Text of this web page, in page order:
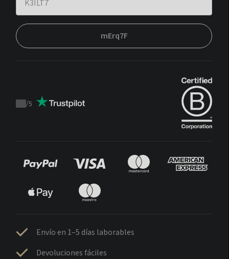
mErq7F
Trustpilot
/5
Envío en 1–5 días laborables
Devoluciones fáciles